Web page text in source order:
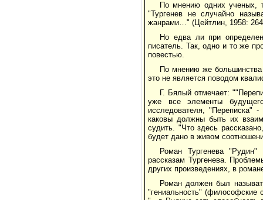
По мнению одних ученых,
"Тургенев не случайно
жанрами…" (Цейтлин, 1958:
Но едва ли при
писатель. Так, одно и то же
повестью.
По мнению же большинства
это не является поводом
Г. Бялый отмечает:
уже все элементы
исследователя, "Переписка"
каковы должны быть их
судить. "Что здесь
будет дано в живом
Роман Тургенева
рассказам Тургенева.
других произведениях, в
Роман должен был
"гениальность" (философские